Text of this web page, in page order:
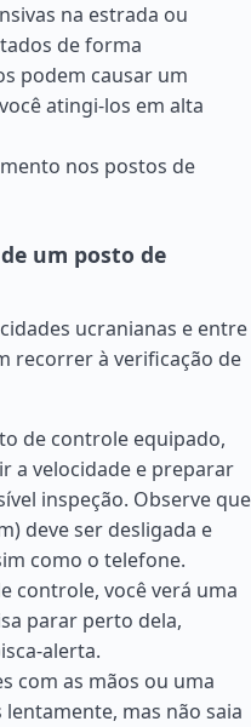
na estrada ou
de forma
podem causar um
atingi-los em alta
nos postos de
um posto de
ucranianas e entre
recorrer à verificação de
de controle equipado,
a velocidade e preparar
inspeção. Observe que
deve ser desligada e
como o telefone.
controle, você verá uma
parar perto dela,
alerta.
com as mãos ou uma
mas não saia